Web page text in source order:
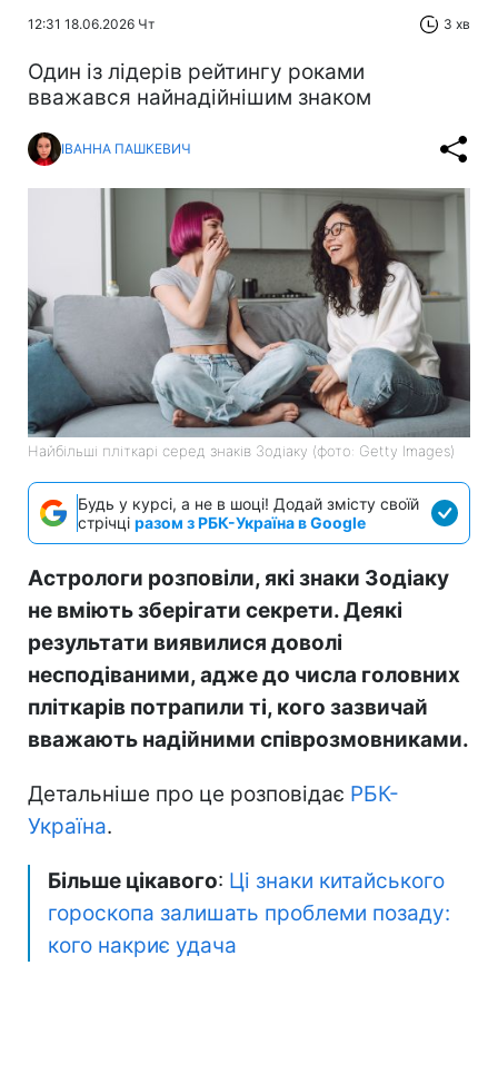
12:31 18.06.2026 Чт 3 хв
Один із лідерів рейтингу роками
вважався найнадійнішим знаком
ІВАННА ПАШКЕВИЧ
Найбільші пліткарі серед знаків Зодіаку (фото: Getty Images)
Будь у курсі, а не в шоці! Додай змісту своїй
стрічці разом з РБК-Україна в Google
Астрологи розповіли, які знаки Зодіаку
не вміють зберігати секрети. Деякі
результати виявилися доволі
несподіваними, адже до числа головних
пліткарів потрапили ті, кого зазвичай
вважають надійними співрозмовниками.
Детальніше про це розповідає РБК-
Україна.
Більше цікавого: Ці знаки китайського
гороскопа залишать проблеми позаду:
кого накриє удача